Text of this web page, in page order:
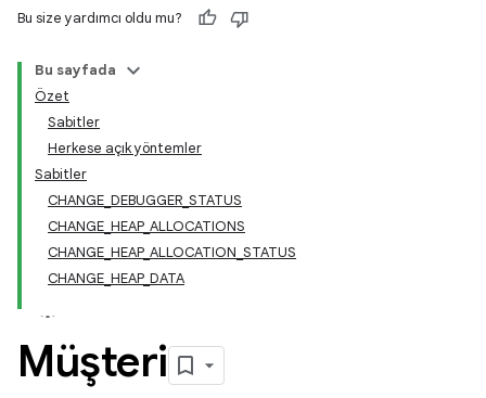
Bu size yardımcı oldu mu?
Bu sayfada
Özet
Sabitler
Herkese açık yöntemler
Sabitler
CHANGE_DEBUGGER_STATUS
CHANGE_HEAP_ALLOCATIONS
CHANGE_HEAP_ALLOCATION_STATUS
CHANGE_HEAP_DATA
Müşteri